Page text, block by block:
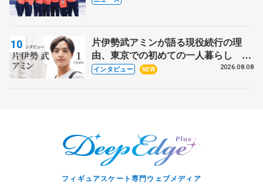
片伊勢武アミンが語る現役続行の理
由、東京での初めての一人暮らし 注
目スケーターの「今」に迫る
インタビュー NEW 2026.08.08
フィギュアスケート専門ウェブメディア